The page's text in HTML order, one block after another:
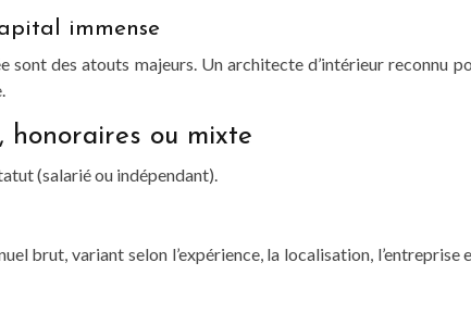
immense
des atouts majeurs. Un architecte d’intérieur reconnu
honoraires ou mixte
(salarié ou indépendant).
brut, variant selon l’expérience, la localisation,